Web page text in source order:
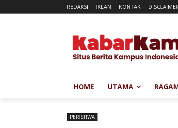
REDAKSI IKLAN KONTAK
HOME UTAMA
PERISTIWA